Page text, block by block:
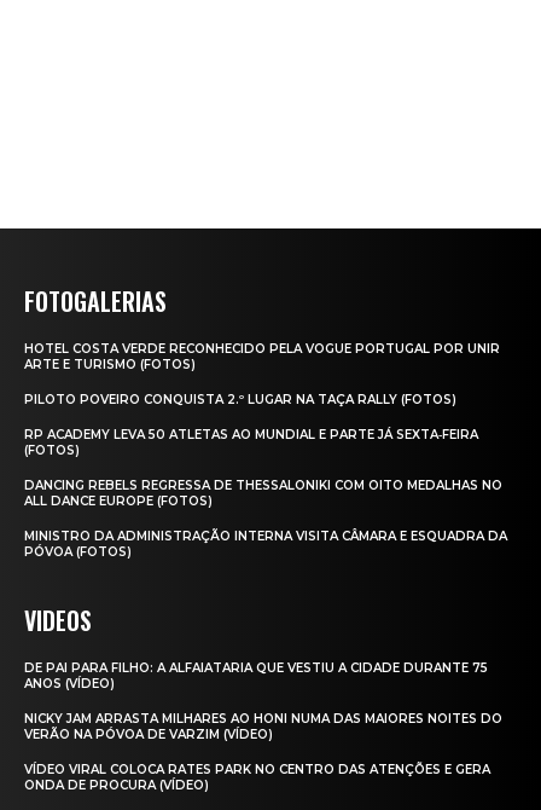
FOTOGALERIAS
HOTEL COSTA VERDE RECONHECIDO PELA VOGUE PORTUGAL POR UNIR
ARTE E TURISMO (FOTOS)
PILOTO POVEIRO CONQUISTA 2.º LUGAR NA TAÇA RALLY (FOTOS)
RP ACADEMY LEVA 50 ATLETAS AO MUNDIAL E PARTE JÁ SEXTA‑FEIRA
(FOTOS)
DANCING REBELS REGRESSA DE THESSALONIKI COM OITO MEDALHAS NO
ALL DANCE EUROPE (FOTOS)
MINISTRO DA ADMINISTRAÇÃO INTERNA VISITA CÂMARA E ESQUADRA DA
PÓVOA (FOTOS)
VIDEOS
DE PAI PARA FILHO: A ALFAIATARIA QUE VESTIU A CIDADE DURANTE 75
ANOS (VÍDEO)
NICKY JAM ARRASTA MILHARES AO HONI NUMA DAS MAIORES NOITES DO
VERÃO NA PÓVOA DE VARZIM (VÍDEO)
VÍDEO VIRAL COLOCA RATES PARK NO CENTRO DAS ATENÇÕES E GERA
ONDA DE PROCURA (VÍDEO)